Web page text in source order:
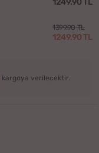
1249.90 TL
1399.90 TL
1249.90 TL
kargoya verilecektir.